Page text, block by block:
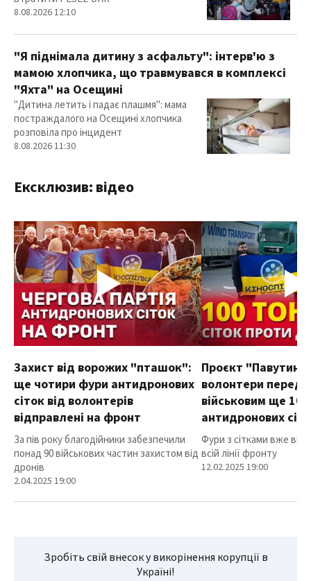
8.08.2026 12:10
"Я піднімала дитину з асфальту": інтерв'ю з
мамою хлопчика, що травмувався в комплексі
"Яхта" на Осещині
"Дитина летить і падає плашмя": мама
постраждалого на Осещині хлопчика
розповіла про інцидент
8.08.2026 11:30
Ексклюзив: відео
Захист від ворожих "пташок":
ще чотири фури антидронових
сіток від волонтерів
відправлені на фронт
За пів року благодійники забезпечили
понад 90 військових частин захистом від
дронів
2.04.2025 19:00
Проєкт
волонтери
військовим ще
антидронових
Фури з сітками вже
всій лінії фронту
12.02.2025 19:00
Зробіть свій внесок у викорінення корупції в
Україні!